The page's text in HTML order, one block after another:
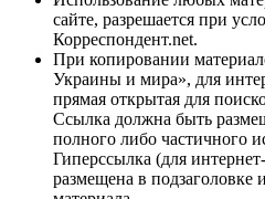
сайте, разрешается при
Корреспондент.net.
При копировании
Украины и мира», для
прямая открытая для
Ссылка должна быть
полного либо частичного
Гиперссылка (для
размещена в подзаголовке